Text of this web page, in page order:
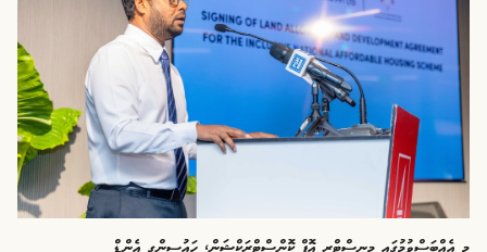
މި އެއްބަސްވުމުގައި މިނިސްޓްރީ އޮފް ކޮންސްޓްރަކްޝަން، ހައުސިންގ އެންޑް